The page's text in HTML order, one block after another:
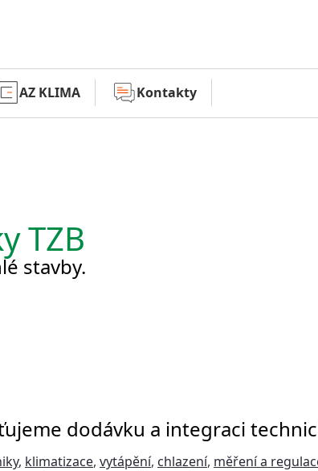
AZ KLIMA Kontakty
TZB
stavby.
dodávku a integraci
, klimatizace, vytápění, chlazení, měření a